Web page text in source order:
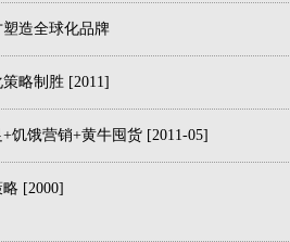
造全球化品牌
略制胜 [2011]
饥饿营销+黄牛囤货 [2011-05]
[2000]